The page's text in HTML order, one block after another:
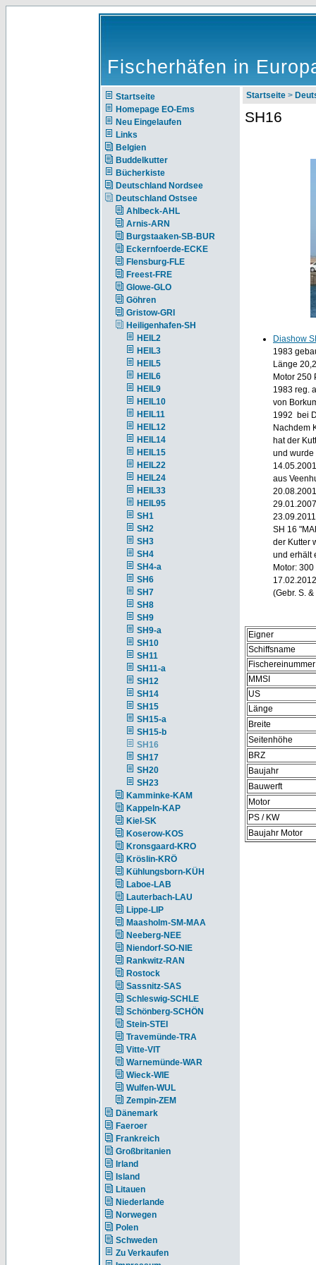
Fischerhäfen in
Startseite
Homepage EO-Ems
Neu Eingelaufen
Links
Belgien
Buddelkutter
Bücherkiste
Deutschland Nordsee
Deutschland Ostsee
Ahlbeck-AHL
Arnis-ARN
Burgstaaken-SB-BUR
Eckernfoerde-ECKE
Flensburg-FLE
Freest-FRE
Glowe-GLO
Göhren
Gristow-GRI
Heiligenhafen-SH
HEIL2
HEIL3
HEIL5
HEIL6
HEIL9
HEIL10
HEIL11
HEIL12
HEIL14
HEIL15
HEIL22
HEIL24
HEIL33
HEIL95
SH1
SH2
SH3
SH4
SH4-a
SH6
SH7
SH8
SH9
SH9-a
SH10
SH11
SH11-a
SH12
SH14
SH15
SH15-a
SH15-b
SH16
SH17
SH20
SH23
Kamminke-KAM
Kappeln-KAP
Kiel-SK
Koserow-KOS
Kronsgaard-KRO
Kröslin-KRÖ
Kühlungsborn-KÜH
Laboe-LAB
Lauterbach-LAU
Lippe-LIP
Maasholm-SM-MAA
Neeberg-NEE
Niendorf-SO-NIE
Rankwitz-RAN
Rostock
Sassnitz-SAS
Schleswig-SCHLE
Schönberg-SCHÖN
Stein-STEI
Travemünde-TRA
Vitte-VIT
Warnemünde-WAR
Wieck-WIE
Wulfen-WUL
Zempin-ZEM
Dänemark
Faeroer
Frankreich
Großbritanien
Irland
Island
Litauen
Niederlande
Norwegen
Polen
Schweden
Zu Verkaufen
Startseite >
SH16
Diashow
1983
Länge
Motor 250
1983 reg.
von
1992 bei
Nachdem
hat der
und wurde
aus
SH 16
der Kutter
und erhält
Motor:
(Gebr. S.
Eigner
Schiffsname
Fischereinummer
MMSI
US
Länge
Breite
Seitenhöhe
BRZ
Baujahr
Bauwerft
Motor
PS / KW
Baujahr Motor